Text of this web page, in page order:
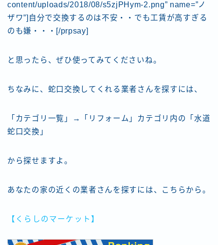
content/uploads/2018/08/s5zjPHym-2.png” name=”ノ
ザワ”]自分で交換するのは不安・・でも工賃が高すぎる
のも嫌・・・[/prpsay]
と思ったら、ぜひ使ってみてくださいね。
ちなみに、蛇口交換してくれる業者さんを探すには、
「カテゴリ一覧」→「リフォーム」カテゴリ内の「水道
蛇口交換」
から探せますよ。
あなたの家の近くの業者さんを探すには、こちらから。
【くらしのマーケット】